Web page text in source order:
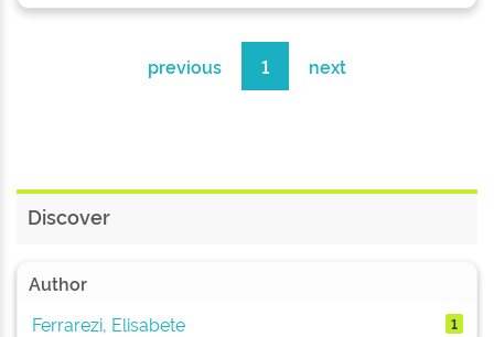
previous 1 next
Discover
Author
Ferrarezi, Elisabete
1